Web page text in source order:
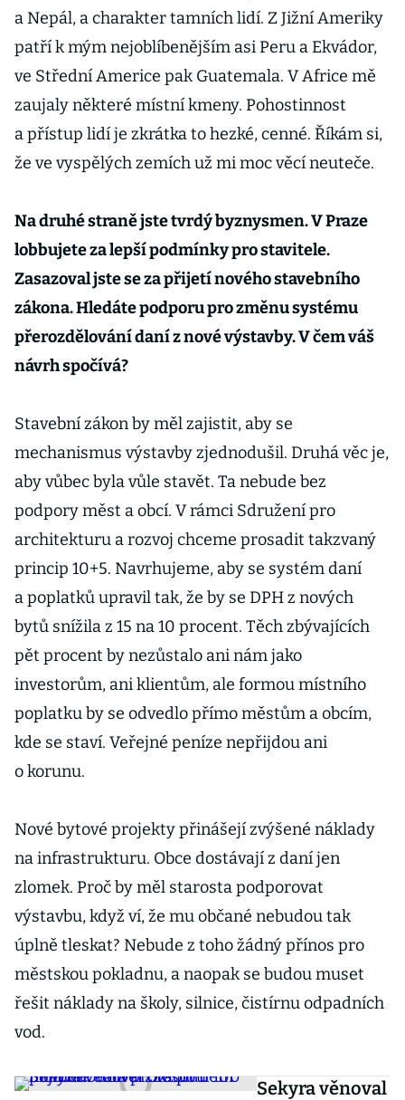
a Nepál, a charakter tamních lidí. Z Jižní Ameriky
patří k mým nejoblíbenějším asi Peru a Ekvádor,
ve Střední Americe pak Guatemala. V Africe mě
zaujaly některé místní kmeny. Pohostinnost
a přístup lidí je zkrátka to hezké, cenné. Říkám si,
že ve vyspělých zemích už mi moc věcí neuteče.
Na druhé straně jste tvrdý byznysmen. V Praze
lobbujete za lepší podmínky pro stavitele.
Zasazoval jste se za přijetí nového stavebního
zákona. Hledáte podporu pro změnu systému
přerozdělování daní z nové výstavby. V čem váš
návrh spočívá?
Stavební zákon by měl zajistit, aby se
mechanismus výstavby zjednodušil. Druhá věc je,
aby vůbec byla vůle stavět. Ta nebude bez
podpory měst a obcí. V rámci Sdružení pro
architekturu a rozvoj chceme prosadit takzvaný
princip 10+5. Navrhujeme, aby se systém daní
a poplatků upravil tak, že by se DPH z nových
bytů snížila z 15 na 10 procent. Těch zbývajících
pět procent by nezůstalo ani nám jako
investorům, ani klientům, ale formou místního
poplatku by se odvedlo přímo městům a obcím,
kde se staví. Veřejné peníze nepřijdou ani
o korunu.
Nové bytové projekty přinášejí zvýšené náklady
na infrastrukturu. Obce dostávají z daní jen
zlomek. Proč by měl starosta podporovat
výstavbu, když ví, že mu občané nebudou tak
úplně tleskat? Nebude z toho žádný přínos pro
městskou pokladnu, a naopak se budou muset
řešit náklady na školy, silnice, čistírnu odpadních
vod.
Sekyra věnoval